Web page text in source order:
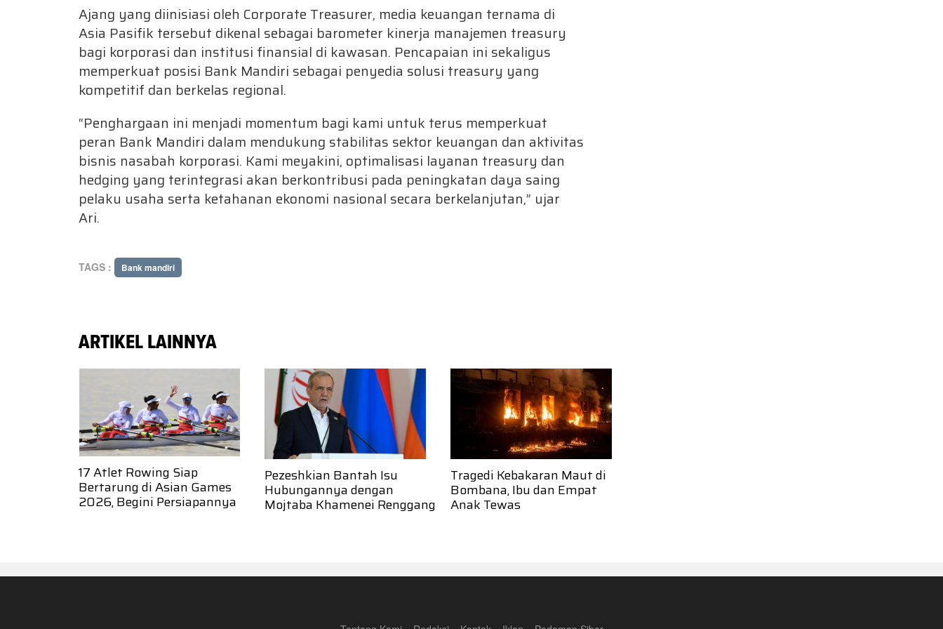
Ajang yang diinisiasi oleh Corporate Treasurer, media keuangan ternama di
Asia Pasifik tersebut dikenal sebagai barometer kinerja manajemen treasury
bagi korporasi dan institusi finansial di kawasan. Pencapaian ini sekaligus
memperkuat posisi Bank Mandiri sebagai penyedia solusi treasury yang
kompetitif dan berkelas regional.
“Penghargaan ini menjadi momentum bagi kami untuk terus memperkuat
peran Bank Mandiri dalam mendukung stabilitas sektor keuangan dan aktivitas
bisnis nasabah korporasi. Kami meyakini, optimalisasi layanan treasury dan
hedging yang terintegrasi akan berkontribusi pada peningkatan daya saing
pelaku usaha serta ketahanan ekonomi nasional secara berkelanjutan,” ujar
Ari.
TAGS : Bank mandiri
ARTIKEL LAINNYA
17 Atlet Rowing Siap
Bertarung di Asian Games
2026, Begini Persiapannya
Pezeshkian Bantah Isu
Hubungannya dengan
Mojtaba Khamenei Renggang
Tragedi Kebakaran Maut di
Bombana, Ibu dan Empat
Anak Tewas